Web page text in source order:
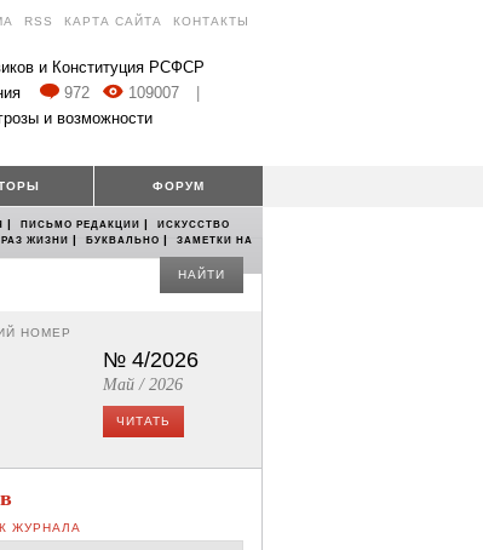
RSS КАРТА САЙТА КОНТАКТЫ
и Конституция РСФСР
972 109007
и возможности
ФОРУМ
| ПИСЬМО РЕДАКЦИИ |
ИСКУССТВО
ЖИЗНИ | БУКВАЛЬНО |
ЗАМЕТКИ НА
НАЙТИ
НОМЕР
№ 4/2026
Май / 2026
ЧИТАТЬ
ЖУРНАЛА